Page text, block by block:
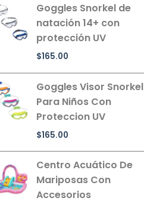
Goggles Snorkel de
natación 14+ con
protección UV
$165.00
Goggles Visor Snorkel
Para Niños Con
Proteccion UV
$165.00
Centro Acuático De
Mariposas Con
Accesorios